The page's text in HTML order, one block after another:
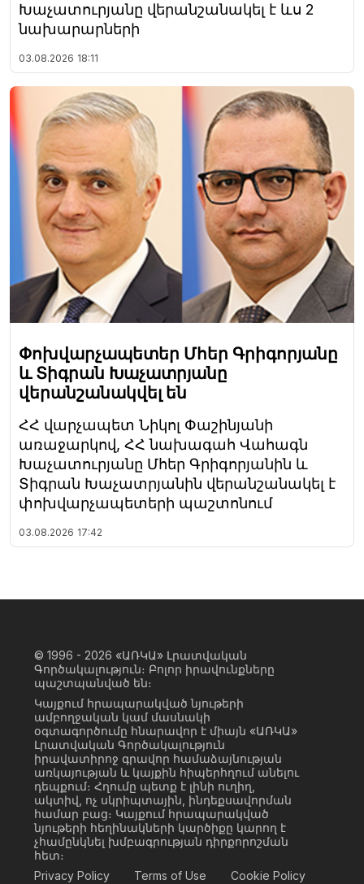
Խաչատուրյանը վերանշանակել է ևս 2
նախարարների
03.08.2026 18:11
Փոխվարչապետեր Մհեր Գրիգորյանը
և Տիգրան Խաչատրյանը
վերանշանակվել են
ՀՀ վարչապետ Նիկոլ Փաշինյանի
առաջարկով, ՀՀ նախագահ Վահագն
Խաչատուրյանը Մհեր Գրիգորյանին և
Տիգրան Խաչատրյանին վերանշանակել է
փոխվարչապետերի պաշտոնում
03.08.2026 17:42
© 1996 - 2026 «ԱՌԿԱ» Լրատվական
Գործակալություն։ Բոլոր իրավունքները
պաշտպանված են։
Կայքում հրապարակված նյութերի
ամբողջական կամ մասնակի
օգտագործումը հնարավոր է միայն «ԱՌԿԱ»
Լրատվական Գործակալություն
իրավատիրոջ գրավոր համաձայնության
առկայության և կայքին հիպերհղում անելու
դեպքում։ Հղումը պետք է լինի ուղիղ,
ակտիվ, ոչ սկրիպտային, ինդեքսավորման
համար բաց։ Կայքում հրապարակված
նյութերի հեղինակների կարծիքը կարող է
չհամընկնել խմբագրության դիրքորոշման
հետ։
Privacy Policy
Terms of Use Cookie Policy